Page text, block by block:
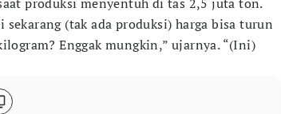
sekarang (tak ada produksi) harga bisa turun
Enggak mungkin,” ujarnya. “(Ini)